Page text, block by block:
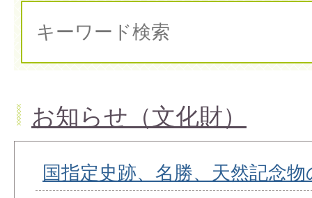
お知らせ（文化財）
国指定史跡、名勝、天然記念